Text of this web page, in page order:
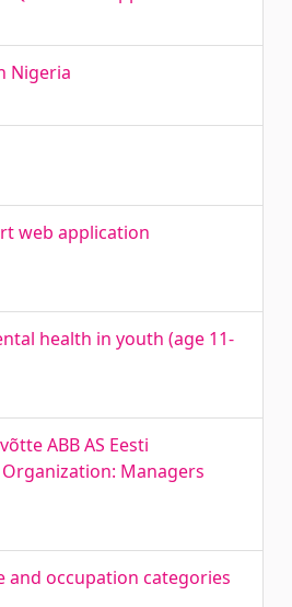
Nigeria
web application
health in youth (age 11-
ABB AS Eesti
Managers
and occupation categories